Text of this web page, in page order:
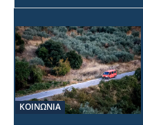
ΚΟΙΝΩΝΙΑ